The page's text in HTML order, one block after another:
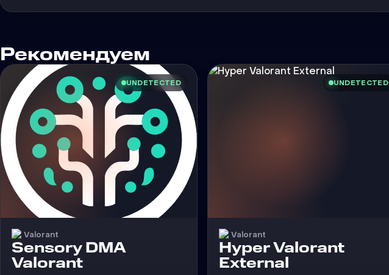
Рекомендуем
UNDETECTED
Valorant
Чит
Sensory DMA
Valorant
UNDETECTED
Valorant
Чит
Hyper Valorant
External